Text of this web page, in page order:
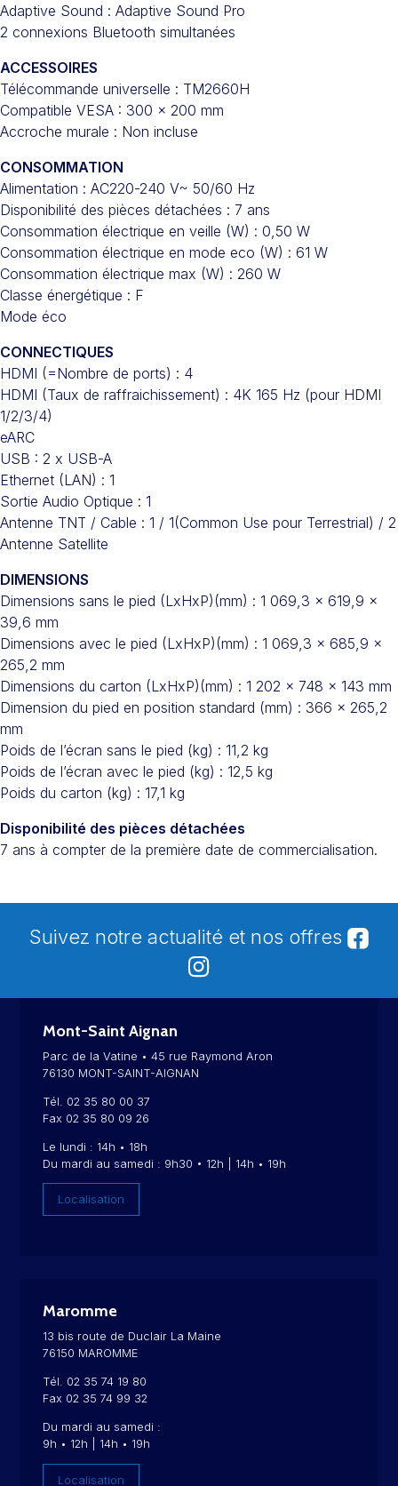
Adaptive Sound : Adaptive Sound Pro
2 connexions Bluetooth simultanées
ACCESSOIRES
Télécommande universelle : TM2660H
Compatible VESA : 300 x 200 mm
Accroche murale : Non incluse
CONSOMMATION
Alimentation : AC220-240 V~ 50/60 Hz
Disponibilité des pièces détachées : 7 ans
Consommation électrique en veille (W) : 0,50 W
Consommation électrique en mode eco (W) : 61 W
Consommation électrique max (W) : 260 W
Classe énergétique : F
Mode éco
CONNECTIQUES
HDMI (=Nombre de ports) : 4
HDMI (Taux de raffraichissement) : 4K 165 Hz (pour HDMI
1/2/3/4)
eARC
USB : 2 x USB-A
Ethernet (LAN) : 1
Sortie Audio Optique : 1
Antenne TNT / Cable : 1 / 1(Common Use pour Terrestrial) / 2
Antenne Satellite
DIMENSIONS
Dimensions sans le pied (LxHxP)(mm) : 1 069,3 x 619,9 x
39,6 mm
Dimensions avec le pied (LxHxP)(mm) : 1 069,3 x 685,9 x
265,2 mm
Dimensions du carton (LxHxP)(mm) : 1 202 x 748 x 143 mm
Dimension du pied en position standard (mm) : 366 x 265,2
mm
Poids de l’écran sans le pied (kg) : 11,2 kg
Poids de l’écran avec le pied (kg) : 12,5 kg
Poids du carton (kg) : 17,1 kg
Disponibilité des pièces détachées
7 ans à compter de la première date de commercialisation.
Suivez notre actualité et nos offres
Mont-Saint Aignan
Parc de la Vatine • 45 rue Raymond Aron
76130 MONT-SAINT-AIGNAN
Tél. 02 35 80 00 37
Fax 02 35 80 09 26
Le lundi : 14h • 18h
Du mardi au samedi : 9h30 • 12h | 14h • 19h
Localisation
Maromme
13 bis route de Duclair La Maine
76150 MAROMME
Tél. 02 35 74 19 80
Fax 02 35 74 99 32
Du mardi au samedi :
9h • 12h | 14h • 19h
Localisation